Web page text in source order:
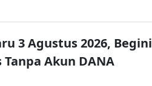
3 Agustus 2026, Begini
Akun DANA